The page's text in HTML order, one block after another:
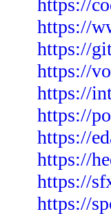
https://
https://
https://
https://
https://
https://
https://
https://
https://
https://